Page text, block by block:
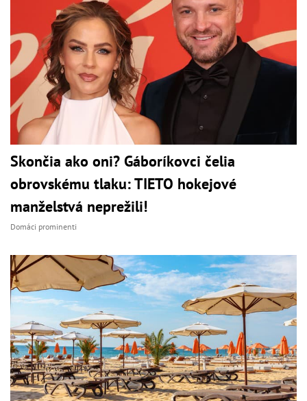
Skončia ako oni? Gáboríkovci čelia
obrovskému tlaku: TIETO hokejové
manželstvá neprežili!
Domáci prominenti